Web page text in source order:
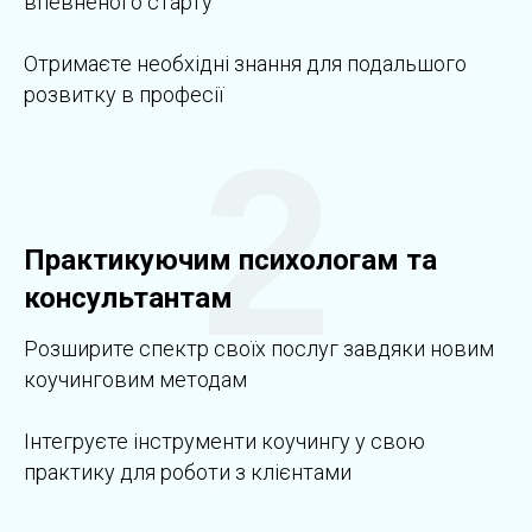
Отримаєте необхідні знання для подальшого
розвитку в професії
Практикуючим психологам та
консультантам
Розширите спектр своїх послуг завдяки новим
коучинговим методам
Інтегруєте інструменти коучингу у свою
практику для роботи з клієнтами
2